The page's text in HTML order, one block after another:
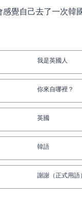
覺自己去了一次韓
我是英國人
你來自哪裡？
英國
韓語
謝謝（正式用語